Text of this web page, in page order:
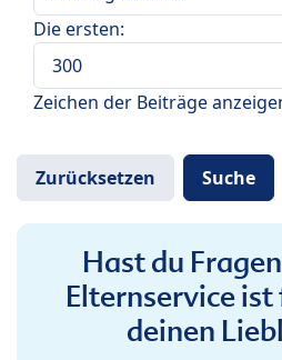
Die ersten:
Zeichen der Beiträge
Hast du
Elternservice
deinen